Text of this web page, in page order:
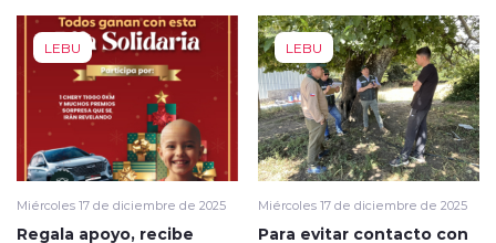
LEBU
Miércoles 17 de diciembre de 2025
Regala apoyo, recibe
LEBU
Miércoles 17 de diciembre de 2025
Para evitar contacto con